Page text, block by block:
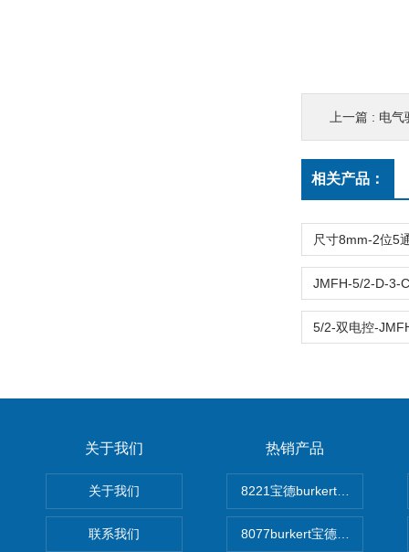
上一篇 : 电气驱
相关产品：
关于我们
关于我们
联系我们
热销产品
8221宝德burkert电导率探头
8077burkert宝德椭圆齿轮脉